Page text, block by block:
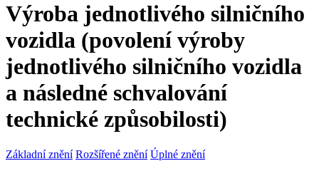
Výroba jednotlivého silničního
vozidla (povolení výroby
jednotlivého silničního vozidla
a následné schvalování
technické způsobilosti)
Základní znění Rozšířené znění Úplné znění